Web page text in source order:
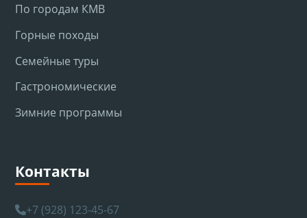
По городам КМВ
Горные походы
Семейные туры
Гастрономические
Зимние программы
Контакты
+7 (928) 123-45-67